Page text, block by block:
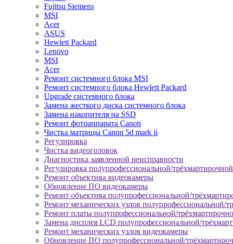
Fujitsu Siemens
MSI
Acer
ASUS
Hewlett Packard
Lenovo
MSI
Acer
Ремонт системного блока MSI
Ремонт системного блока Hewlett Packard
Upgrade системного блока
Замена жесткого диска системного блока
Замена накопителя на SSD
Ремонт фотоаппарата Canon
Чистка матрицы Canon 5d mark ii
Регулировка
Чистка видеоголовок
Диагностика заявленной неисправности
Регулировка полупрофессиональной/
Ремонт объектива видеокамеры
Обновление ПО видеокамеры
Ремонт объектива полупрофессиональной/
Ремонт механических узлов полупрофессиональной/
Ремонт платы полупрофессиональной/
Замена дисплея LCD полупрофессиональной/
Ремонт механических узлов видеокамеры
Обновление ПО полупрофессиональной/